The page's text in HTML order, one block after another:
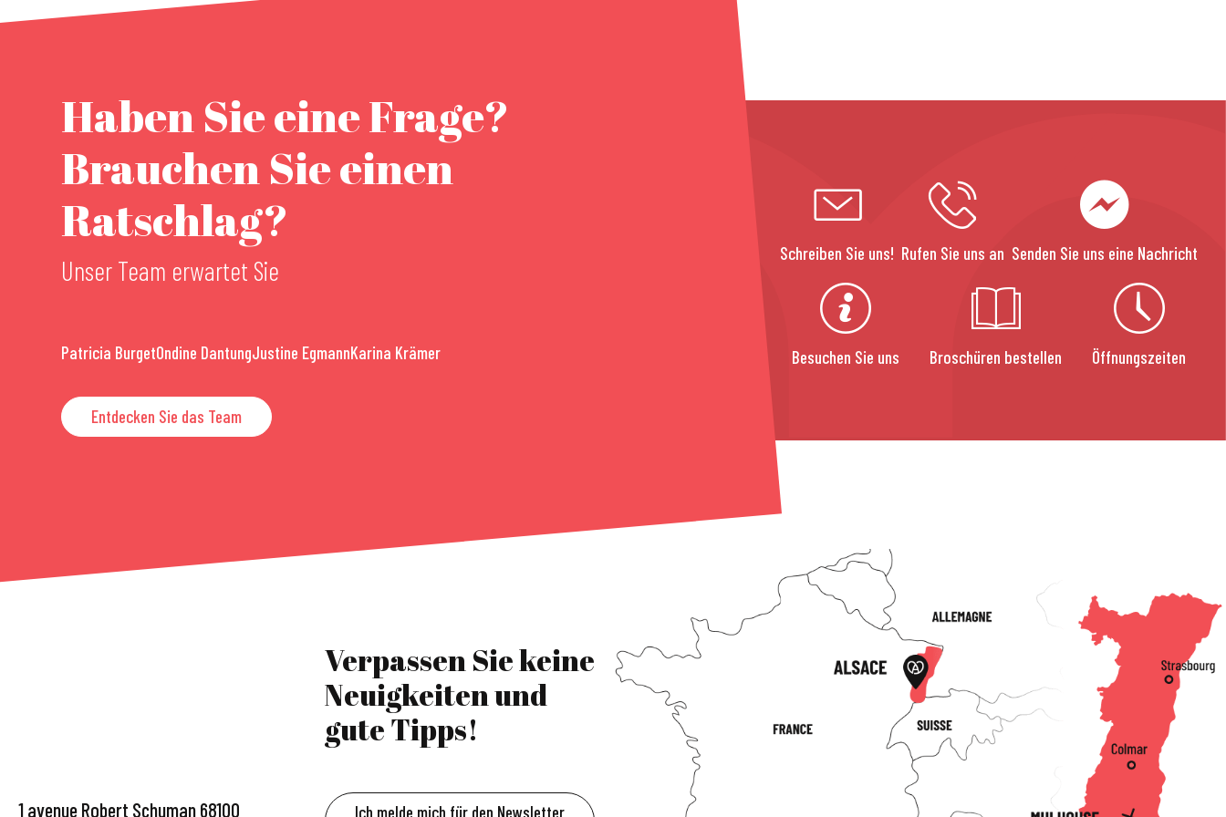
Haben Sie eine Frage?
Brauchen Sie einen
Ratschlag?
Unser Team erwartet Sie
Patricia BurgetOndine DantungJustine EgmannKarina Krämer
Entdecken Sie das Team
Schreiben Sie uns! Rufen Sie uns an Senden Sie uns eine Nachricht
Besuchen Sie uns Broschüren bestellen Öffnungszeiten
1 avenue Robert Schuman 68100
Verpassen Sie keine
Neuigkeiten und
gute Tipps!
Ich melde mich für den Newsletter